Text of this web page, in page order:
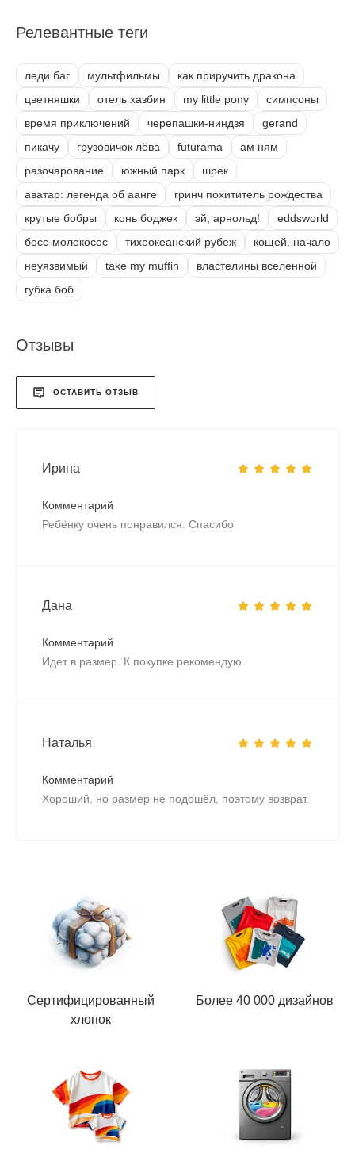
Релевантные теги
леди баг мультфильмы
как приручить дракона
цветняшки
отель хазбин my little pony
симпсоны
время приключений
черепашки-ниндзя
gerand
пикачу
грузовичок лёва futurama
ам ням
разочарование
южный парк
шрек
аватар: легенда об аанге
гринч похититель рождества
крутые бобры
конь боджек эй, арнольд!
eddsworld
босс-молокосос
тихоокеанский рубеж
кощей. начало
неуязвимый
take my muffin
властелины вселенной
губка боб
Отзывы
ОСТАВИТЬ ОТЗЫВ
Ирина
Комментарий
Ребёнку очень понравился. Спасибо
Дана
Комментарий
Идет в размер. К покупке рекомендую.
Наталья
Комментарий
Хороший, но размер не подошёл, поэтому возврат.
Сертифицированный
хлопок
Более 40 000 дизайнов